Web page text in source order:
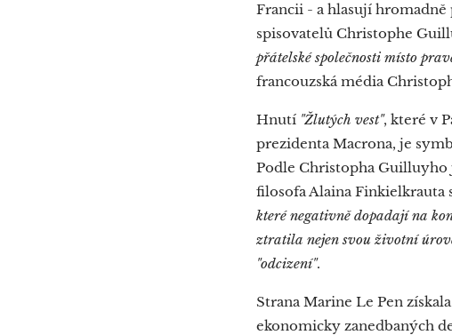
Francii - a hlasují
spisovatelů Christophe
přátelské společnosti místo
francouzská média
Hnutí "Žlutých vest", které v
prezidenta Macrona, je
Podle Christopha Guilluyho
filosofa Alaina Finkielkrauta
které negativně dopadají na
ztratila nejen svou životní
"odcizení".
Strana Marine Le Pen
ekonomicky zanedbaných